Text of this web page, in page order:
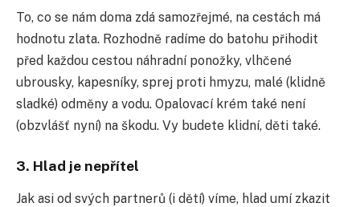
To, co se nám doma zdá samozřejmé, na cestách má
hodnotu zlata. Rozhodně radíme do batohu přihodit
před každou cestou náhradní ponožky, vlhčené
ubrousky, kapesníky, sprej proti hmyzu, malé (klidně
sladké) odměny a vodu. Opalovací krém také není
(obzvlášť nyní) na škodu. Vy budete klidní, děti také.
3. Hlad je nepřítel
Jak asi od svých partnerů (i dětí) víme, hlad umí zkazit